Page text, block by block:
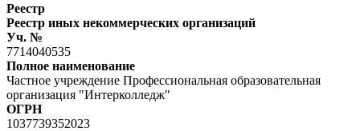
Реестр
Реестр иных некоммерческих организаций
Уч. №
7714040535
Полное наименование
Частное учреждение Профессиональная образовательная
организация "Интерколледж"
ОГРН
1037739352023